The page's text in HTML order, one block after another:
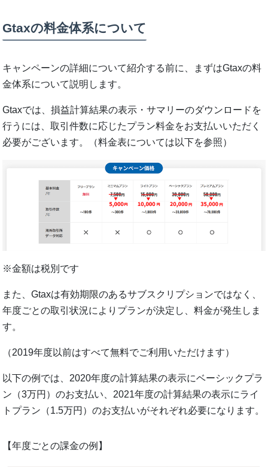
Gtaxの料金体系について
キャンペーンの詳細について紹介する前に、まずはGtaxの料
金体系について説明します。
Gtaxでは、損益計算結果の表示・サマリーのダウンロードを
行うには、取引件数に応じたプラン料金をお支払いいただく
必要がございます。（料金表については以下を参照）
※金額は税別です
また、Gtaxは有効期限のあるサブスクリプションではなく、
年度ごとの取引状況によりプランが決定し、料金が発生しま
す。
（2019年度以前はすべて無料でご利用いただけます）
以下の例では、2020年度の計算結果の表示にベーシックプラ
ン（3万円）のお支払い、2021年度の計算結果の表示にライ
トプラン（1.5万円）のお支払いがそれぞれ必要になります。
【年度ごとの課金の例】